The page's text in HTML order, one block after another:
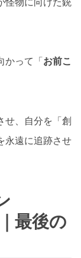
かって「お前こ
せ、自分を「創
永遠に追跡させ
最後の